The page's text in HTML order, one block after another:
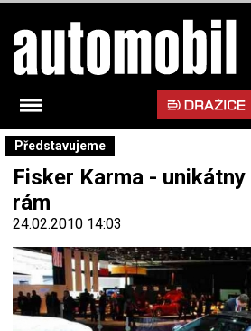
Představujeme
Fisker Karma -
rám
24.02.2010 14:03